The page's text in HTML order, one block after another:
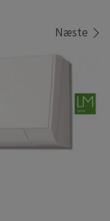
Næste